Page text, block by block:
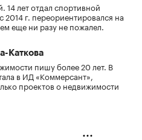
14 лет отдал спортивной
2014 г. переориентировался на
еще ни разу не пожалел.
Каткова
пишу более 20 лет. В
в ИД «Коммерсант»,
проектов о недвижимости